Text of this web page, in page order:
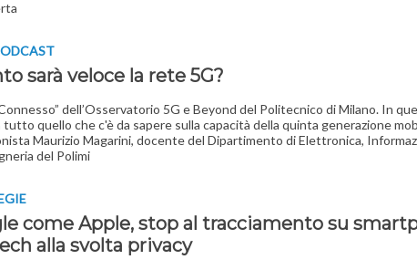
sarà veloce la rete 5G?
dell’Osservatorio 5G e Beyond del Politecnico di Milano. In
quello che c'è da sapere sulla capacità della quinta generazione
Maurizio Magarini, docente del Dipartimento di Elettronica,
del Polimi
come Apple, stop al tracciamento su
alla svolta privacy